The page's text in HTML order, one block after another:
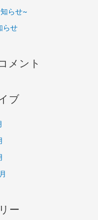
らせ~
らせ
メント
ブ
ー